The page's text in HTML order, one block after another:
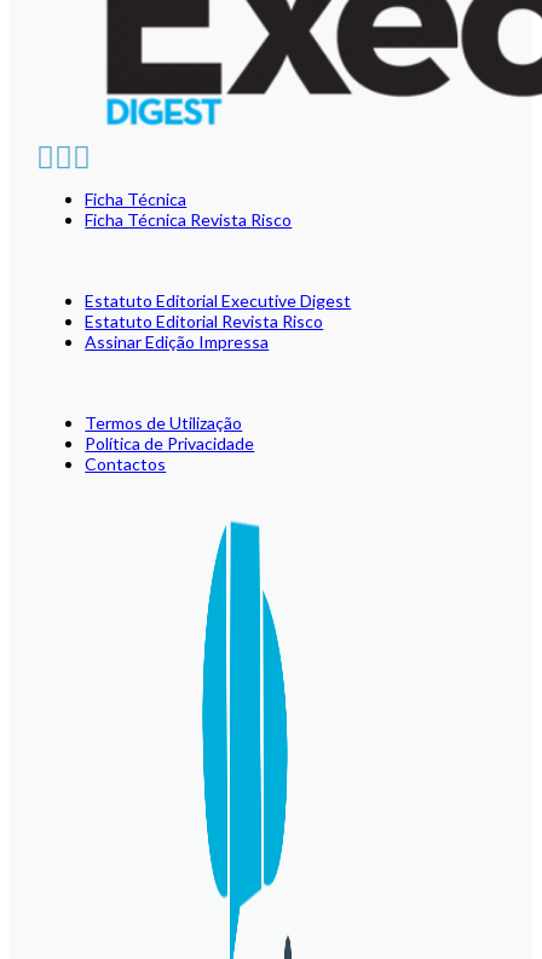
Ficha Técnica
Ficha Técnica Revista Risco
Estatuto Editorial Executive Digest
Estatuto Editorial Revista Risco
Assinar Edição Impressa
Termos de Utilização
Política de Privacidade
Contactos